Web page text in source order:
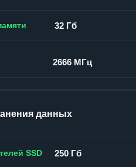
32 Гб
2666 МГц
данных
SSD 250 Гб